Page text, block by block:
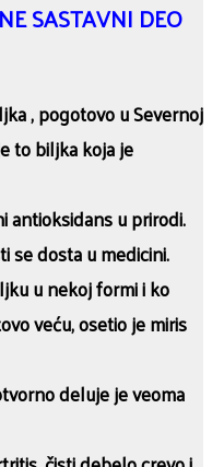
SASTAVNI DEO
, pogotovo u Severnoj
to biljka koja je
antioksidans u prirodi.
se dosta u medicini.
u nekoj formi i ko
veću, osetio je miris
deluje je veoma